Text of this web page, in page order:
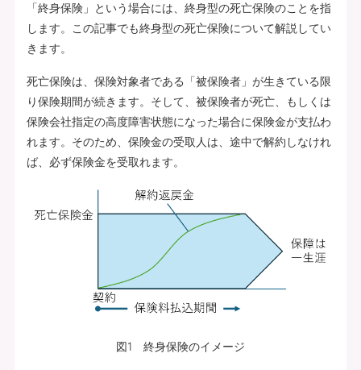
「終身保険」という場合には、終身型の死亡保険のことを指
します。この記事でも終身型の死亡保険について解説してい
きます。
死亡保険は、保険対象者である「被保険者」が生きている限
り保険期間が続きます。そして、被保険者が死亡、もしくは
保険会社指定の高度障害状態になった場合に保険金が支払わ
れます。そのため、保険金の受取人は、途中で解約しなけれ
ば、必ず保険金を受取れます。
図1 終身保険のイメージ